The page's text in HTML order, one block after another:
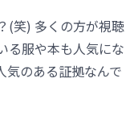
(笑) 多くの方が視聴
る服や本も人気にな
気のある証拠なんで